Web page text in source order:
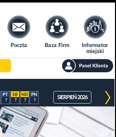
Poczta Baza Firm
Informator
miejski
? ? ? ?
SIERPIEŃ 2026